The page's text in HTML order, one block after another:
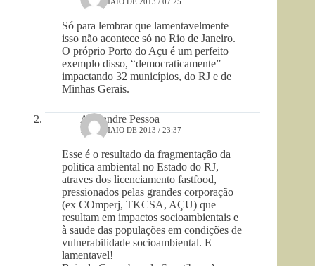
Só para lembrar que lamentavelmente
isso não acontece só no Rio de Janeiro.
O próprio Porto do Açu é um perfeito
exemplo disso, “democraticamente”
impactando 32 municípios, do RJ e de
Minhas Gerais.
Alexandre Pessoa
15 DE MAIO DE 2013 / 23:37
Esse é o resultado da fragmentação da
politica ambiental no Estado do RJ,
atraves dos licenciamento fastfood,
pressionados pelas grandes corporação
(ex COmperj, TKCSA, AÇU) que
resultam em impactos socioambientais e
à saude das populações em condições de
vulnerabilidade socioambiental. E
lamentavel!